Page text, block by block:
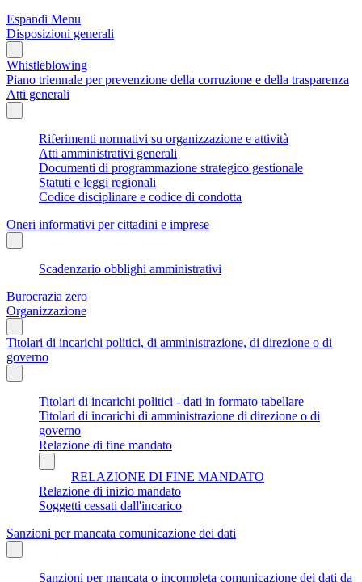
Espandi Menu
Disposizioni generali
Whistleblowing
Piano triennale per prevenzione della corruzione e della trasparenza
Atti generali
Riferimenti normativi su organizzazione e attività
Atti amministrativi generali
Documenti di programmazione strategico gestionale
Statuti e leggi regionali
Codice disciplinare e codice di condotta
Oneri informativi per cittadini e imprese
Scadenzario obblighi amministrativi
Burocrazia zero
Organizzazione
Titolari di incarichi politici, di amministrazione, di direzione o di
governo
Titolari di incarichi politici - dati in formato tabellare
Titolari di incarichi di amministrazione di direzione o di
governo
Relazione di fine mandato
RELAZIONE DI FINE MANDATO
Relazione di inizio mandato
Soggetti cessati dall'incarico
Sanzioni per mancata comunicazione dei dati
Sanzioni per mancata o incompleta comunicazione dei dati da